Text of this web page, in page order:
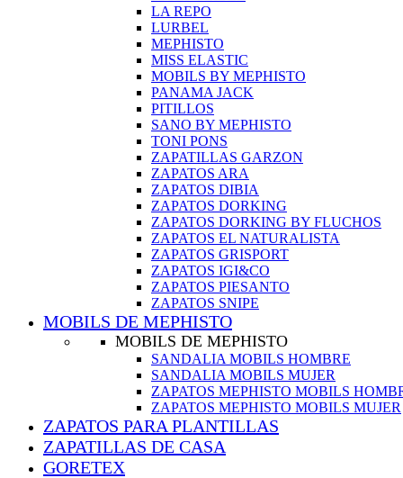
LA REPO
LURBEL
MEPHISTO
MISS ELASTIC
MOBILS BY MEPHISTO
PANAMA JACK
PITILLOS
SANO BY MEPHISTO
TONI PONS
ZAPATILLAS GARZON
ZAPATOS ARA
ZAPATOS DIBIA
ZAPATOS DORKING
ZAPATOS DORKING BY FLUCHOS
ZAPATOS EL NATURALISTA
ZAPATOS GRISPORT
ZAPATOS IGI&CO
ZAPATOS PIESANTO
ZAPATOS SNIPE
MOBILS DE MEPHISTO
MOBILS DE MEPHISTO
SANDALIA MOBILS HOMBRE
SANDALIA MOBILS MUJER
ZAPATOS MEPHISTO MOBILS
ZAPATOS MEPHISTO MOBILS MUJER
ZAPATOS PARA PLANTILLAS
ZAPATILLAS DE CASA
GORETEX